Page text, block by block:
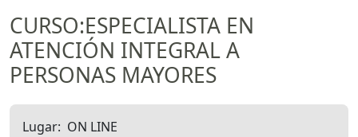
CURSO:ESPECIALISTA EN
ATENCIÓN INTEGRAL A
PERSONAS MAYORES
Lugar ON LINE